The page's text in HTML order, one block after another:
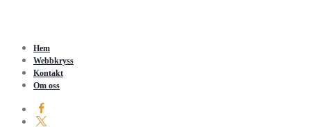
Hem
Webbkryss
Kontakt
Om oss